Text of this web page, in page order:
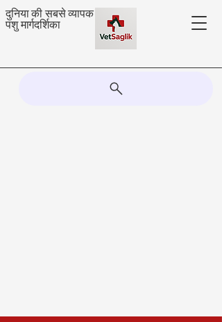
दुनिया की सबसे व्यापक
पशु मार्गदर्शिका